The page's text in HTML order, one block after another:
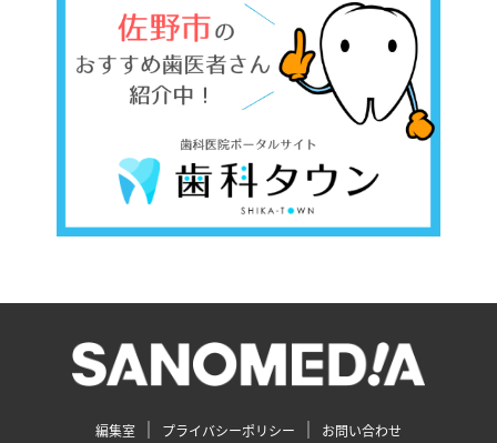
編集室 プライバシーポリシー お問い合わせ